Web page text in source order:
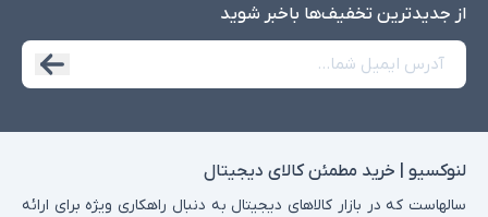
از جدید‌ترین تخفیف‌ها با‌خبر شوید
لنوکسیو | خرید مطمئن کالای دیجیتال
سالهاست که در بازار کالاهای دیجیتال به دنبال راهکاری ویژه برای ارائه